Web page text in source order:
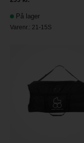
På lager
Varenr.: 21-15S